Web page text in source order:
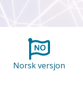
Norsk versjon